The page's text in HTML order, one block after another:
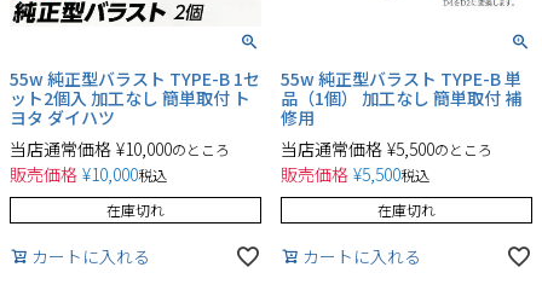
55w 純正型バラスト TYPE-B 1セ
ット2個入 加工なし 簡単取付 ト
ヨタ ダイハツ
当店通常価格 ¥10,000のところ
販売価格 ¥10,000税込
在庫切れ
カートに入れる
55w 純正型バラスト TYPE-B 単
品（1個） 加工なし 簡単取付 補
修用
当店通常価格 ¥5,500のところ
販売価格 ¥5,500税込
在庫切れ
カートに入れる